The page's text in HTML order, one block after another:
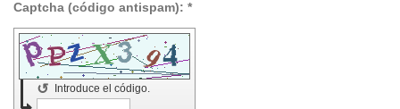
Captcha (código antispam): *
Introduce el código.
↺